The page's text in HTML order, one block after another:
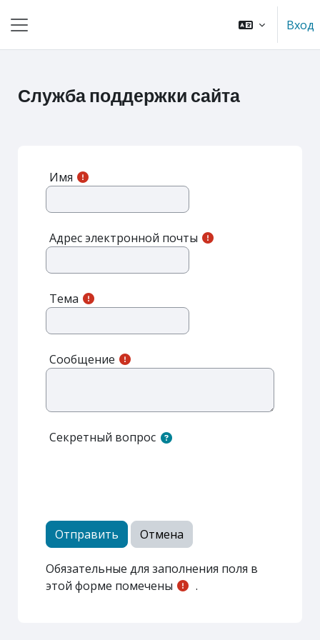
Вход
Служба поддержки сайта
Имя
Адрес электронной почты
Тема
Сообщение
Секретный вопрос
Обязательные для заполнения поля в
этой форме помечены
.